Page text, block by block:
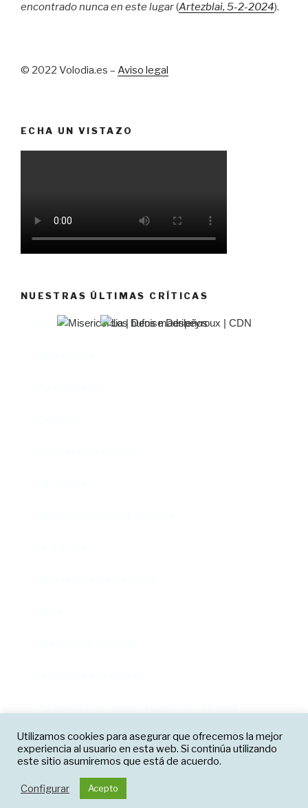
encontrado nunca en este lugar(Artezblai, 5-2-2024).
© 2022 Volodia.es – Aviso legal
ECHA UN VISTAZO
NUESTRAS ÚLTIMAS CRÍTICAS
El castillo de Lindabridis
Cielos
Facebook
Instagram
Correo electrónico
Funciona gracias a WordPress
Utilizamos cookies para asegurar que ofrecemos la mejor
experiencia al usuario en esta web. Si continúa utilizando
este sitio asumiremos que está de acuerdo.
Configurar Acepto